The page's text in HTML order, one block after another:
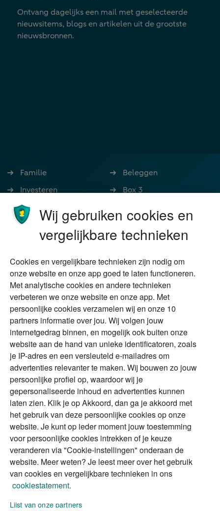
Ontvang dagelijks een mail met geselecteerde
nieuwsitems, blogs en artikelen uit de grootste
nieuwsbronnen.
Familie
Investeren
Ondernemen
Stoppen met werken
Wonen
Beleggen
Box 3
Schenken
Duurzaam
Vermogensplanning
Tweede huis in
buitenland
DGA
Erfenis
Over Financial Focus
Specialisten
Financial Focus
magazine
The Exit Years
Contact
Alles voor en over vermogenden.
Over ABN AMRO Veiligheid
Privacy & Cookies
Toegankelijkheid
Disclaimer RSS
Wij gebruiken cookies en
vergelijkbare technieken
Cookies en vergelijkbare technieken zijn nodig om
onze website en onze app goed te laten functioneren.
Met analytische cookies en andere technieken
verbeteren we onze website en onze app. Met
persoonlijke cookies verzamelen wij en onze 10
partners informatie over jou. Wij volgen jouw
internetgedrag binnen, en mogelijk ook buiten onze
website aan de hand van unieke identificatoren, zoals
je IP-adres en een versleuteld e-mailadres om
advertenties relevanter te maken. Wij bouwen zo jouw
persoonlijke profiel op, waardoor wij je
gepersonaliseerde inhoud en advertenties kunnen
laten zien. Klik je op Akkoord, dan ga je akkoord met
het gebruik van deze persoonlijke cookies op onze
website. Je kunt op ieder moment jouw toestemming
voor persoonlijke cookies intrekken of je keuze
veranderen via "Cookie-instellingen" onderaan de
website. Meer weten? Je leest meer over het gebruik
van cookies en vergelijkbare technieken in ons
cookiestatement.
Lijst van onze partners